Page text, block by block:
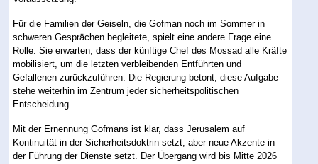
Für die Familien der Geiseln, die Gofman noch im Sommer in
schweren Gesprächen begleitete, spielt eine andere Frage eine
Rolle. Sie erwarten, dass der künftige Chef des Mossad alle Kräfte
mobilisiert, um die letzten verbleibenden Entführten und
Gefallenen zurückzuführen. Die Regierung betont, diese Aufgabe
stehe weiterhin im Zentrum jeder sicherheitspolitischen
Entscheidung.
Mit der Ernennung Gofmans ist klar, dass Jerusalem auf
Kontinuität in der Sicherheitsdoktrin setzt, aber neue Akzente in
der Führung der Dienste setzt. Der Übergang wird bis Mitte 2026